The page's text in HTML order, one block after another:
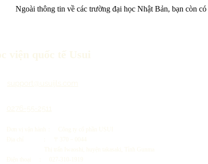
Ngoài thông tin về các trường đại học Nhật Bản, bạn còn